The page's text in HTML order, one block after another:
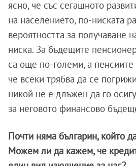
ясно, че със сегашното
на населението, по-ниската
вероятността за получаване
ниска. За бъдещите
са още по-големи, а
че всеки трябва да се
никой не е длъжен да го
за неговото финансово
Почти няма българин, който
Можем ли да кажем, че